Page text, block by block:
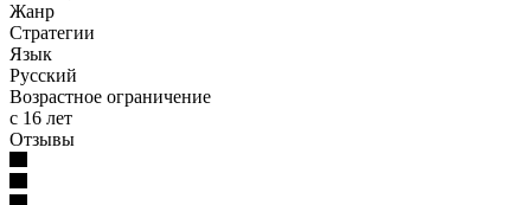
Жанр
Стратегии
Язык
Русский
Возрастное ограничение
с 16 лет
Отзывы